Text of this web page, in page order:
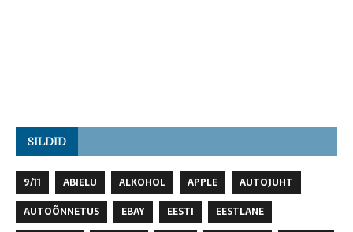
SILDID
9/11 ABIELU ALKOHOL APPLE
AUTOJUHT
AUTOÕNNETUS
EBAY EESTI
EESTLANE